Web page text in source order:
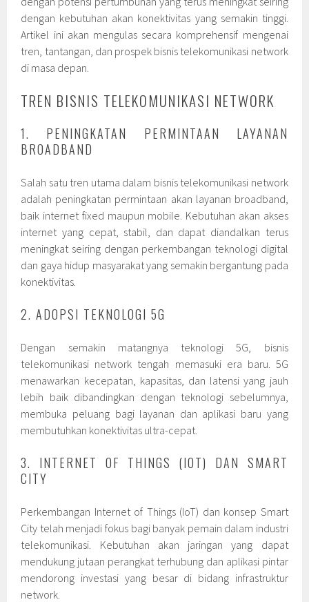
dengan kebutuhan akan konektivitas yang semakin tinggi.
Artikel ini akan mengulas secara komprehensif mengenai
tren, tantangan, dan prospek bisnis telekomunikasi network
di masa depan.
TREN BISNIS TELEKOMUNIKASI NETWORK
1. PENINGKATAN PERMINTAAN LAYANAN
BROADBAND
Salah satu tren utama dalam bisnis telekomunikasi network
adalah peningkatan permintaan akan layanan broadband,
baik internet fixed maupun mobile. Kebutuhan akan akses
internet yang cepat, stabil, dan dapat diandalkan terus
meningkat seiring dengan perkembangan teknologi digital
dan gaya hidup masyarakat yang semakin bergantung pada
konektivitas.
2. ADOPSI TEKNOLOGI 5G
Dengan semakin matangnya teknologi 5G, bisnis
telekomunikasi network tengah memasuki era baru. 5G
menawarkan kecepatan, kapasitas, dan latensi yang jauh
lebih baik dibandingkan dengan teknologi sebelumnya,
membuka peluang bagi layanan dan aplikasi baru yang
membutuhkan konektivitas ultra-cepat.
3. INTERNET OF THINGS (IOT) DAN SMART
CITY
Perkembangan Internet of Things (IoT) dan konsep Smart
City telah menjadi fokus bagi banyak pemain dalam industri
telekomunikasi. Kebutuhan akan jaringan yang dapat
mendukung jutaan perangkat terhubung dan aplikasi pintar
mendorong investasi yang besar di bidang infrastruktur
network.